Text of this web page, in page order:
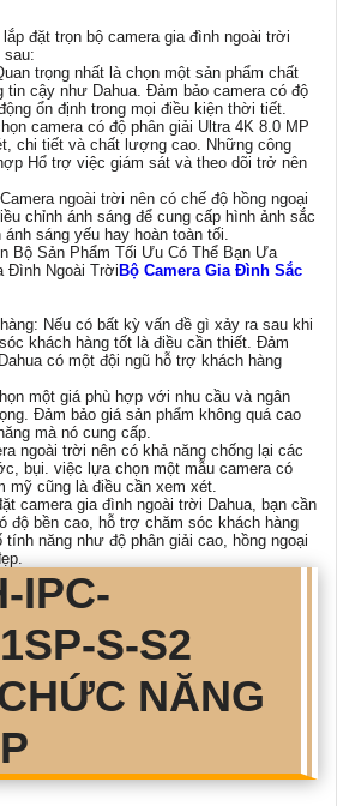
đặt trọn bộ camera gia đình ngoài trời
sau:
trọng nhất là chọn một sản phẩm chất
cậy như Dahua. Đảm bảo camera có độ
ổn định trong mọi điều kiện thời tiết.
camera có độ phân giải Ultra 4K 8.0 MP
chi tiết và chất lượng cao. Những công
Hổ trợ việc giám sát và theo dõi trở nên
ngoài trời nên có chế độ hồng ngoại
chỉnh ánh sáng để cung cấp hình ảnh sắc
sáng yếu hay hoàn toàn tối.
Bộ Sản Phẩm Tối Ưu Có Thể Bạn Ưa
Đình Ngoài Trời Bộ Camera Gia Đình Sắc
Nếu có bất kỳ vấn đề gì xảy ra sau khi
khách hàng tốt là điều cần thiết. Đảm
có một đội ngũ hỗ trợ khách hàng
một giá phù hợp với nhu cầu và ngân
Đảm bảo giá sản phẩm không quá cao
mà nó cung cấp.
ngoài trời nên có khả năng chống lại các
bụi. việc lựa chọn một mẫu camera có
mỹ cũng là điều cần xem xét.
camera gia đình ngoài trời Dahua, bạn cần
độ bền cao, hỗ trợ chăm sóc khách hàng
năng như độ phân giải cao, hồng ngoại
IPC-
S-S2
NĂNG